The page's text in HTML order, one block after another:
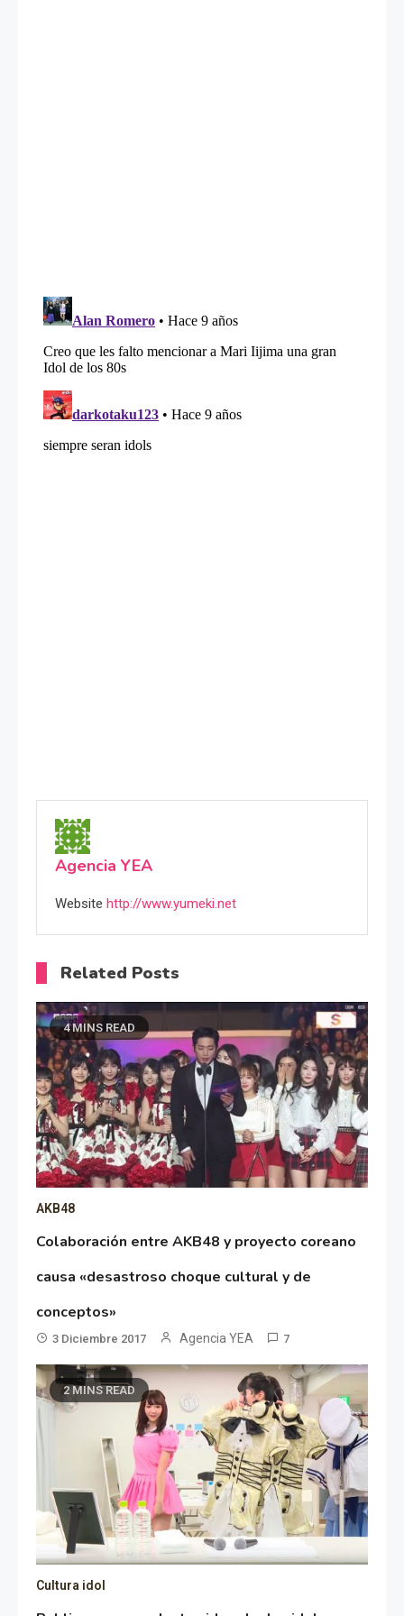
Agencia YEA
Website http://www.yumeki.net
Related Posts
4 MINS READ
AKB48
Colaboración entre AKB48 y proyecto coreano
causa «desastroso choque cultural y de
conceptos»
3 Diciembre 2017 Agencia YEA 7
2 MINS READ
Cultura idol